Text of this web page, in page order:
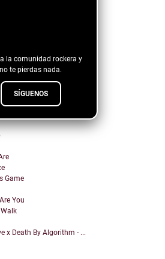
la comunidad rockera y
no te pierdas nada.
SÍGUENOS
Burger
A Cartoon
Game
You
x Death By Algorithm - ...